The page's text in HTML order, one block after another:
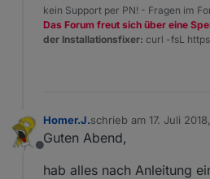
kein Support per PN! - Fragen im
Das Forum freut sich über eine
der Installationsfixer: curl -fsL
Offline
Homer.J.schrieb am 17. Juli
zuletzt editiert von
Guten Abend,
hab alles nach Anleitung